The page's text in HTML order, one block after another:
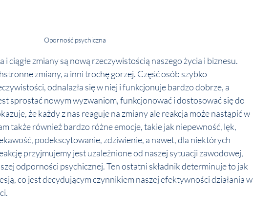
Oporność psychiczna
ciągłe zmiany są nową rzeczywistością naszego życia i biznesu.
zmiany, a inni trochę gorzej. Część osób szybko
odnalazła się w niej i funkcjonuje bardzo dobrze, a
sprostać nowym wyzwaniom, funkcjonować i dostosować się do
że każdy z nas reaguje na zmiany ale reakcja może nastąpić w
także również bardzo różne emocje, takie jak niepewność, lęk,
podekscytowanie, zdziwienie, a nawet, dla niektórych
przyjmujemy jest uzależnione od naszej sytuacji zawodowej,
odporności psychicznej. Ten ostatni składnik determinuje to jak
co jest decydującym czynnikiem naszej efektywności działania w